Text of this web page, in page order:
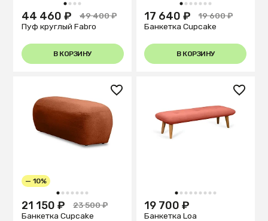
1 2 3 4
44 460 ₽
49 400 ₽
Пуф круглый Fabro
В КОРЗИНУ
1 2 3 4 5 6 7
17 640 ₽
19 600 ₽
Банкетка Cupcake
В КОРЗИНУ
1 2 3 4 5 6 7
— 10%
21 150 ₽
23 500 ₽
Банкетка Cupcake
1 2 3 4 5 6 7 8 9
19 700 ₽
Банкетка Loa